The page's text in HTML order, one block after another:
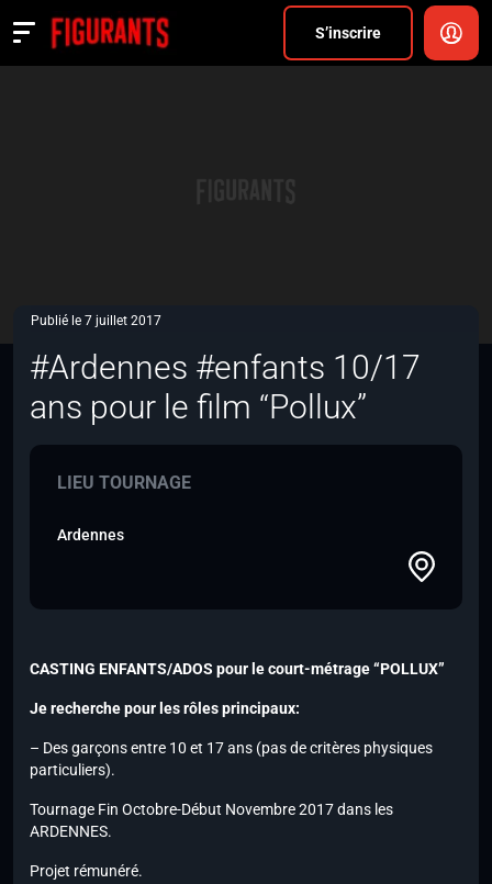
S’inscrire
Actualités
Publié le 7 juillet 2017
#Ardennes #enfants 10/17
ans pour le film “Pollux”
LIEU TOURNAGE
Ardennes
CASTING ENFANTS/ADOS pour le court-métrage “POLLUX”
Je recherche pour les rôles principaux:
– Des garçons entre 10 et 17 ans (pas de critères physiques
particuliers).
Tournage Fin Octobre-Début Novembre 2017 dans les
ARDENNES.
Projet rémunéré.